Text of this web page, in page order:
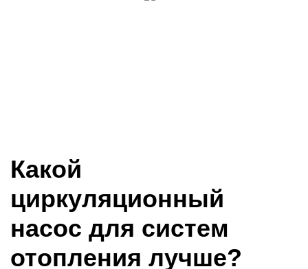
Какой
циркуляционный
насос для систем
отопления лучше?